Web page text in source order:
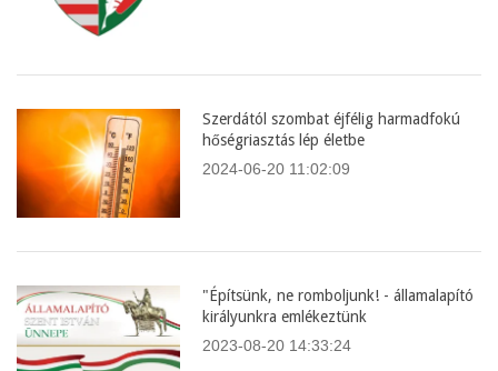
Szerdától szombat éjfélig harmadfokú
hőségriasztás lép életbe
2024-06-20 11:02:09
"Építsünk, ne romboljunk! - államalapító
királyunkra emlékeztünk
2023-08-20 14:33:24